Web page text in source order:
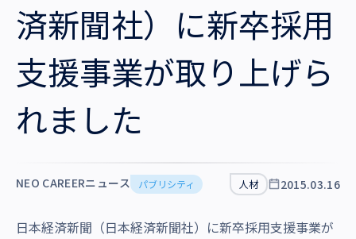
就労支援
業務支援
会社概要
役員一覧
拠点一覧
サステナビリティ
採用情報
済新聞社）に新卒採用
支援事業が取り上げら
れました
NEO CAREERニュース パブリシティ 人材 2015.03.16
日本経済新聞（日本経済新聞社）に新卒採用支援事業が